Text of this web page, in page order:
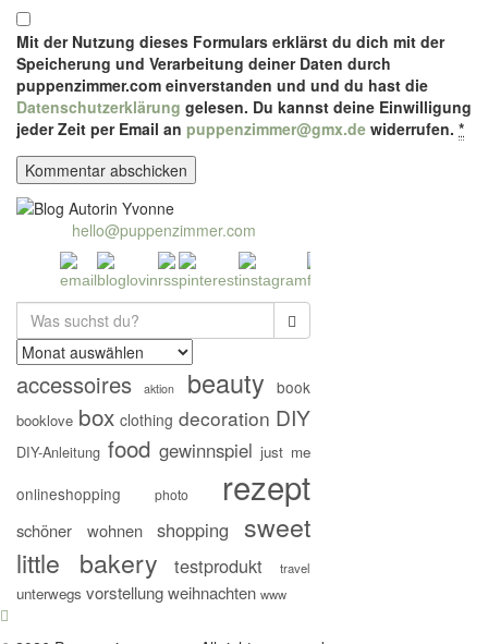
Mit der Nutzung dieses Formulars erklärst du dich mit der
Speicherung und Verarbeitung deiner Daten durch
puppenzimmer.com einverstanden und und du hast die
Datenschutzerklärung gelesen. Du kannst deine Einwilligung
jeder Zeit per Email an puppenzimmer@gmx.de widerrufen. *
hello@puppenzimmer.com
Search
for:
accessoires aktion beauty book
booklove box clothing decoration DIY
DIY-Anleitung food gewinnspiel just me
onlineshopping photo rezept
schöner wohnen shopping
sweet
little bakery
testprodukt travel
unterwegs vorstellungweihnachten www